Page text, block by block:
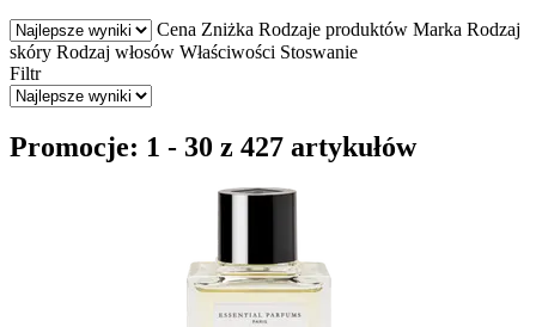
Cena Zniżka Rodzaje produktów Marka Rodzaj
skóry Rodzaj włosów Właściwości Stoswanie
Filtr
Promocje: 1 - 30 z 427 artykułów